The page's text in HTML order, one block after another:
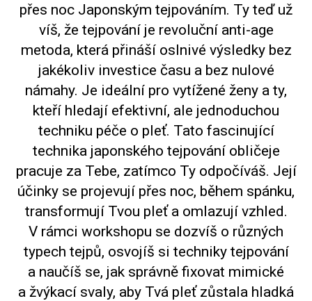
přes noc Japonským tejpováním. Ty teď už
víš, že tejpování je revoluční anti-age
metoda, která přináší oslnivé výsledky bez
jakékoliv investice času a bez nulové
námahy. Je ideální pro vytížené ženy a ty,
kteří hledají efektivní, ale jednoduchou
techniku péče o pleť. Tato fascinující
technika japonského tejpování obličeje
pracuje za Tebe, zatímco Ty odpočíváš. Její
účinky se projevují přes noc, během spánku,
transformují Tvou pleť a omlazují vzhled.
V rámci workshopu se dozvíš o různých
typech tejpů, osvojíš si techniky tejpování
a naučíš se, jak správně fixovat mimické
a žvýkací svaly, aby Tvá pleť zůstala hladká